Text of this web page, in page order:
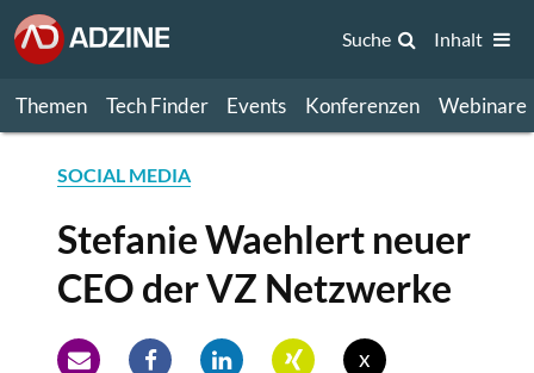
Themen Tech Finder Events Konferenzen Webinare
Suche Inhalt
SOCIAL MEDIA
Stefanie Waehlert neuer
CEO der VZ Netzwerke
x